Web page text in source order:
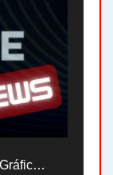
El Bucle News en Radio Gráfica. Bloque 2 . 28.04.24